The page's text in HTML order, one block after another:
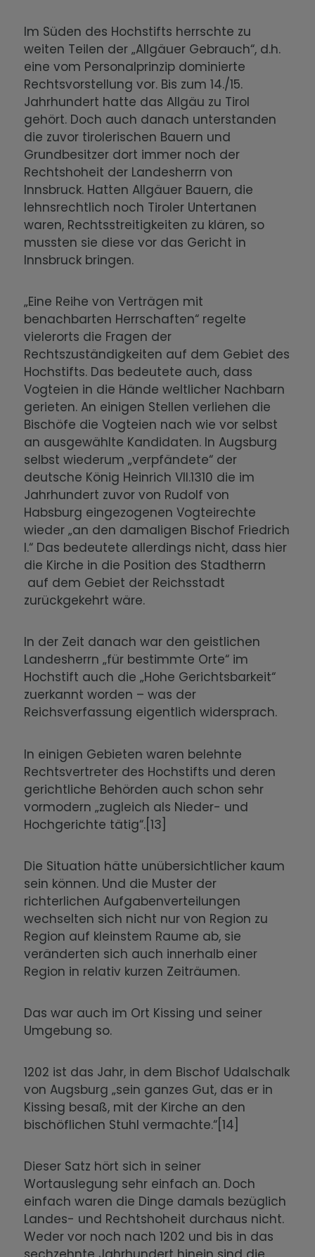
Im Süden des Hochstifts herrschte zu
weiten Teilen der „Allgäuer Gebrauch“, d.h.
eine vom Personalprinzip dominierte
Rechtsvorstellung vor. Bis zum 14./15.
Jahrhundert hatte das Allgäu zu Tirol
gehört. Doch auch danach unterstanden
die zuvor tirolerischen Bauern und
Grundbesitzer dort immer noch der
Rechtshoheit der Landesherrn von
Innsbruck. Hatten Allgäuer Bauern, die
lehnsrechtlich noch Tiroler Untertanen
waren, Rechtsstreitigkeiten zu klären, so
mussten sie diese vor das Gericht in
Innsbruck bringen.
„Eine Reihe von Verträgen mit
benachbarten Herrschaften“ regelte
vielerorts die Fragen der
Rechtszuständigkeiten auf dem Gebiet des
Hochstifts. Das bedeutete auch, dass
Vogteien in die Hände weltlicher Nachbarn
gerieten. An einigen Stellen verliehen die
Bischöfe die Vogteien nach wie vor selbst
an ausgewählte Kandidaten. In Augsburg
selbst wiederum „verpfändete“ der
deutsche König Heinrich VII.1310 die im
Jahrhundert zuvor von Rudolf von
Habsburg eingezogenen Vogteirechte
wieder „an den damaligen Bischof Friedrich
I.“ Das bedeutete allerdings nicht, dass hier
die Kirche in die Position des Stadtherrn
auf dem Gebiet der Reichsstadt
zurückgekehrt wäre.
In der Zeit danach war den geistlichen
Landesherrn „für bestimmte Orte“ im
Hochstift auch die „Hohe Gerichtsbarkeit“
zuerkannt worden – was der
Reichsverfassung eigentlich widersprach.
In einigen Gebieten waren belehnte
Rechtsvertreter des Hochstifts und deren
gerichtliche Behörden auch schon sehr
vormodern „zugleich als Nieder- und
Hochgerichte tätig“.[13]
Die Situation hätte unübersichtlicher kaum
sein können. Und die Muster der
richterlichen Aufgabenverteilungen
wechselten sich nicht nur von Region zu
Region auf kleinstem Raume ab, sie
veränderten sich auch innerhalb einer
Region in relativ kurzen Zeiträumen.
Das war auch im Ort Kissing und seiner
Umgebung so.
1202 ist das Jahr, in dem Bischof Udalschalk
von Augsburg „sein ganzes Gut, das er in
Kissing besaß, mit der Kirche an den
bischöflichen Stuhl vermachte.“[14]
Dieser Satz hört sich in seiner
Wortauslegung sehr einfach an. Doch
einfach waren die Dinge damals bezüglich
Landes- und Rechtshoheit durchaus nicht.
Weder vor noch nach 1202 und bis in das